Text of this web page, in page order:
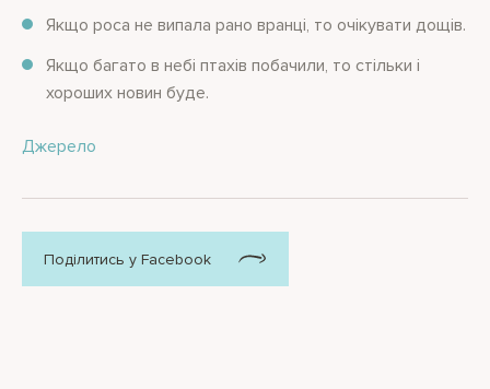
Якщо роса не випала рано вранці, то очікувати дощів.
Якщо багато в небі птахів побачили, то стільки і
хороших новин буде.
Джерело
Поділитись у Facebook